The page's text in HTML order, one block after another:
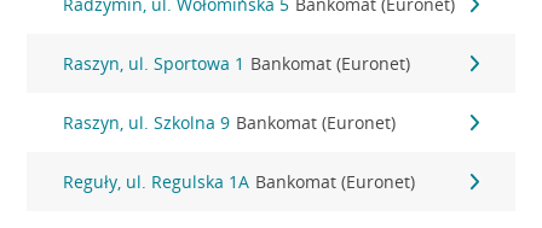
Raszyn, ul. Sportowa 1 Bankomat (Euronet)
Raszyn, ul. Szkolna 9 Bankomat (Euronet)
Reguły, ul. Regulska 1A Bankomat (Euronet)